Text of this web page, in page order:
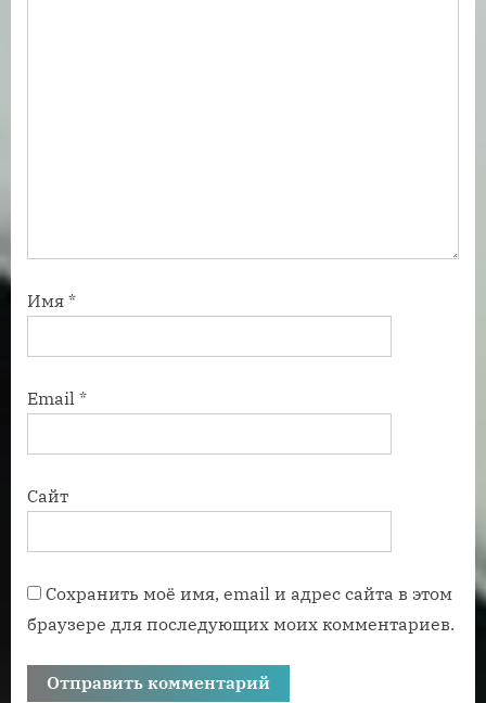
Имя *
Email *
Сайт
Сохранить моё имя, email и адрес сайта в этом
браузере для последующих моих комментариев.